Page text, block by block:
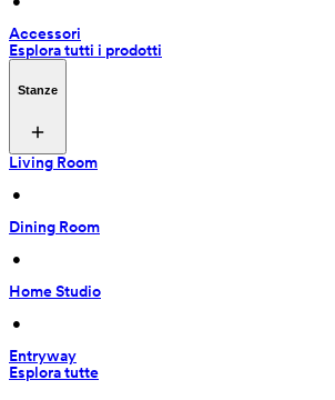
Accessori
Esplora tutti i prodotti
Stanze
Living Room
•
Dining Room
•
Home Studio
•
Entryway
Esplora tutte